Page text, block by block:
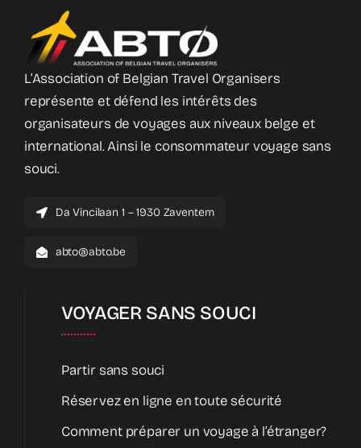
L’Association of Belgian Travel Organisers
représente et défend les intérêts des
organisateurs de voyages aux niveaux belge et
international. Ainsi le consommateur voyage sans
souci.
Da Vincilaan 1 – 1930 Zaventem
abto@abto.be
VOYAGER SANS SOUCI
Partir sans souci
Réservez en ligne en toute sécurité
Comment préparer un voyage à l’étranger?